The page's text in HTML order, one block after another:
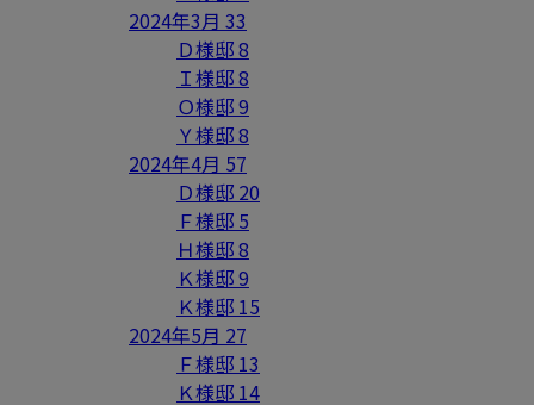
2024年3月 33
Ｄ様邸8
Ｉ様邸8
Ｏ様邸9
Ｙ様邸8
2024年4月 57
Ｄ様邸 20
Ｆ様邸 5
Ｈ様邸8
Ｋ様邸9
Ｋ様邸 15
2024年5月 27
Ｆ様邸 13
Ｋ様邸 14